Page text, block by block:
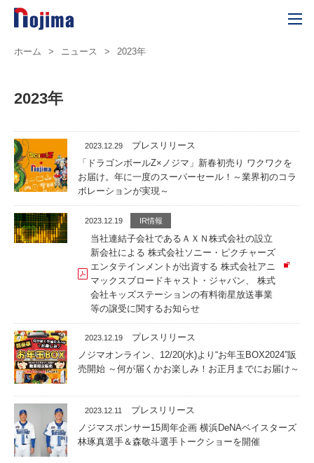
ホーム > ニュース > 2023年
2023年
2023.12.29
プレスリリース
「ドラゴンボールZ×ノジマ」新春初売り ワクワクを
お届け。年に一度のスーパーセール！～業界初のコラ
ボレーションが実現～
2023.12.19 IR情報
当社連結子会社であるＡＸＮ株式会社の設立
新会社による 株式会社ソニー・ピクチャーズ
エンタテインメントが出資する 株式会社アニ
マックスブロードキャスト・ジャパン、 株式
会社キッズステーションの有料衛星放送事業
等の譲受に関するお知らせ
2023.12.19
プレスリリース
ノジマオンライン、12/20(水)より“お年玉BOX2024”販
売開始 ～何が届くかお楽しみ！お正月までにお届け～
2023.12.11
プレスリリース
ノジマスポンサー15周年企画 横浜DeNAベイスターズ
林琢真選手＆森敬斗選手トークショーを開催